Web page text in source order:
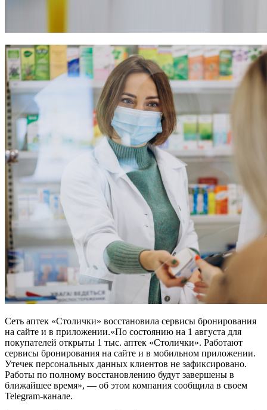
Сеть аптек «Столички» восстановила сервисы бронирования
на сайте и в приложении.«По состоянию на 1 августа для
покупателей открыты 1 тыс. аптек «Столички». Работают
сервисы бронирования на сайте и в мобильном приложении.
Утечек персональных данных клиентов не зафиксировано.
Работы по полному восстановлению будут завершены в
ближайшее время», — об этом компания сообщила в своем
Telegram-канале.